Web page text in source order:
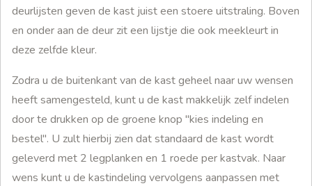
deurlijsten geven de kast juist een stoere uitstraling. Boven
en onder aan de deur zit een lijstje die ook meekleurt in
deze zelfde kleur.
Zodra u de buitenkant van de kast geheel naar uw wensen
heeft samengesteld, kunt u de kast makkelijk zelf indelen
door te drukken op de groene knop "kies indeling en
bestel". U zult hierbij zien dat standaard de kast wordt
geleverd met 2 legplanken en 1 roede per kastvak. Naar
wens kunt u de kastindeling vervolgens aanpassen met